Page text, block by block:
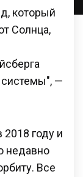
который
Солнца,
—
году и
недавно
Все